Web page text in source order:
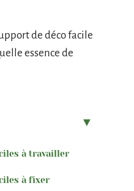
de déco facile
essence de
à travailler
à fixer